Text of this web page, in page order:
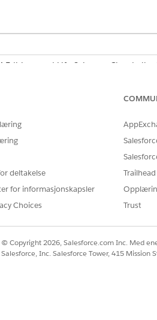
Edition med Life Sciences Cloud
NØDVENDIGE
flytmalen Oppdater
flytmalen Oppdater
ved siden av Planlagte baner i
klikk deretter påAktiver.
deltakelse
for informasjonskapsler
Choices
Trailhead
Trust
© Copyright 2026, Salesforce.com Inc. Med
Salesforce, Inc. Salesforce Tower, 415 Mission